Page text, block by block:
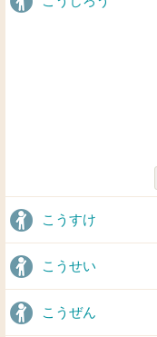
こうすけ
こうせい
こうぜん